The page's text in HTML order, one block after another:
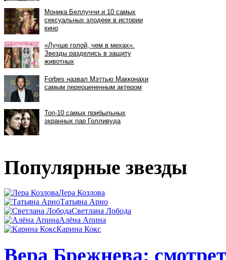
Популярные звезды
Лера Козлова
Татьяна Арно
Светлана Лобода
Алёна Апина
Карина Кокс
Вера Брежнева: